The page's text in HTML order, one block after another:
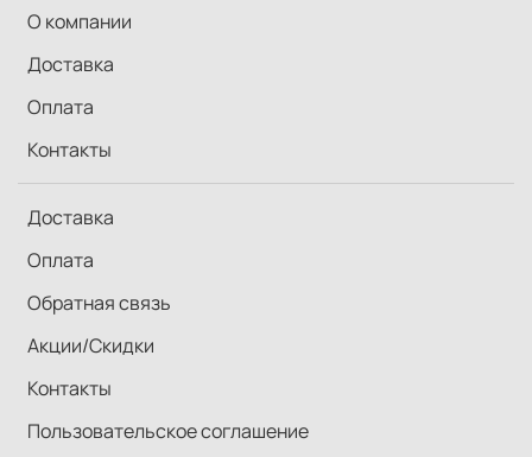
О компании
Доставка
Оплата
Контакты
Доставка
Оплата
Обратная связь
Акции/Скидки
Контакты
Пользовательское соглашение